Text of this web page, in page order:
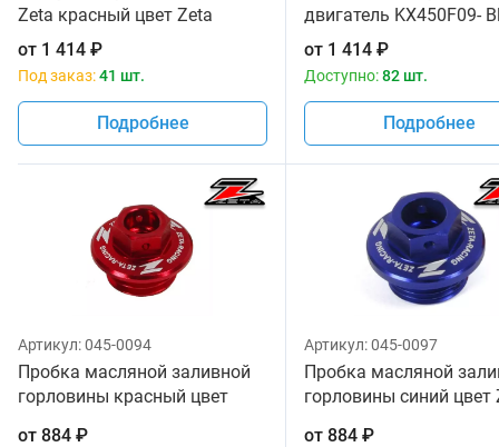
Zeta красный цвет Zeta
от 1 414 ₽
Под заказ:41 шт.
Подробнее
двигатель KX450F09-
от 1 414 ₽
Доступно:82 шт.
Подробнее
Артикул:045-0094
Пробка масляной заливной
горловины красный цвет
от 884 ₽
Артикул:045-0097
Пробка масляной
горловины синий цвет
от 884 ₽